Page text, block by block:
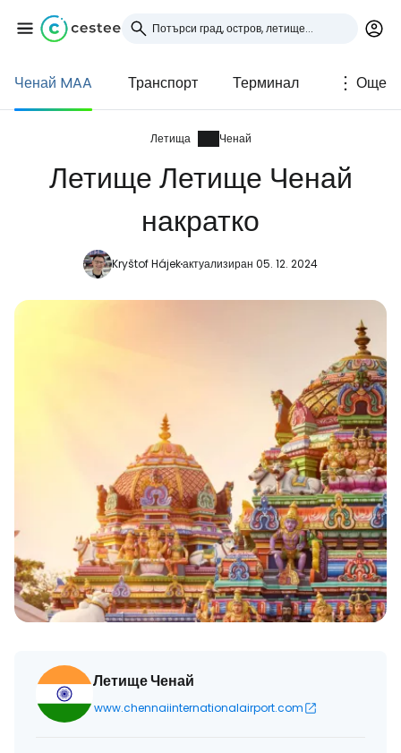
Ченай MAA Транспорт Терминал Още
Летища Ченай
Летище Летище Ченай
накратко
Kryštof Hájekактуализиран 05. 12. 2024
Летище Ченай
www.chennaiinternationalairport.com
Влезте в Cestee
... световната общност на туристите
Продължете с Google
Продължете с Facebook